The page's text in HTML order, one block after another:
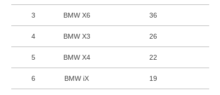
3 BMW X6 36
4 BMW X3 26
5 BMW X4 22
6 BMW iX 19